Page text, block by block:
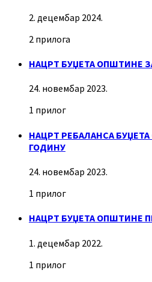
2. децембар 2024.
2 прилога
НАЦРТ БУЏЕТА ОПШТИНЕ
24. новембар 2023.
1 прилог
НАЦРТ РЕБАЛАНСА
ГОДИНУ
24. новембар 2023.
1 прилог
НАЦРТ БУЏЕТА ОПШТИНЕ
1. децембар 2022.
1 прилог